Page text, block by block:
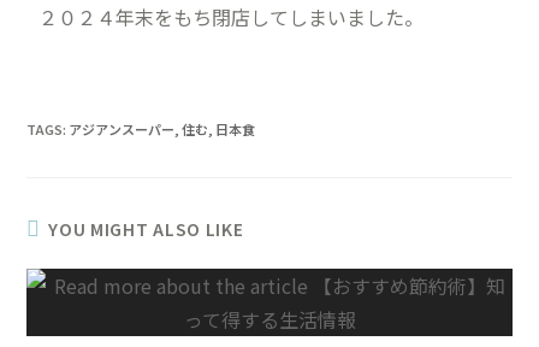
２０２４年末をもち閉店してしまいました。
TAGS: アジアンスーパー 住む 日本食
YOU MIGHT ALSO LIKE